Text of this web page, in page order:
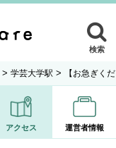
検索
> 学芸大学駅 > 【お急ぎく
アクセス 運営者情報